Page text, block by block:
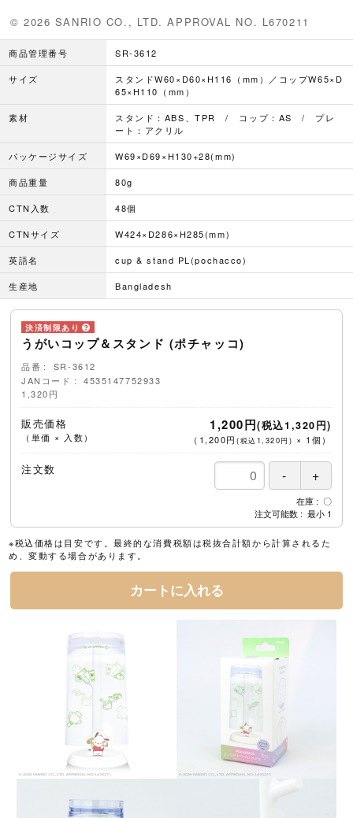
© 2026 SANRIO CO., LTD. APPROVAL NO. L670211
商品管理番号 SR-3612
サイズ
スタンドW60×D60×H116（mm）／コップW65×D
65×H110（mm）
素材
スタンド：ABS、TPR / コップ：AS / プレ
ート：アクリル
パッケージサイズ W69×D69×H130+28(mm)
商品重量 80g
CTN入数 48個
CTNサイズ W424×D286×H285(mm)
英語名 cup & stand PL(pochacco)
生産地 Bangladesh
うがいコップ＆スタンド (ポチャッコ)
品番
SR-3612
JANコード
4535147752933
1,320円
販売価格
（単価 × 入数）
1,200円(税込1,320円)
（ 1,200円 (税込1,320円) × 1 個 ）
注文数
在庫
〇
注文可能数
最小 1
※税込価格は目安です。最終的な消費税額は税抜合計額から計算されるた
め、変動する場合があります。
カートに入れる